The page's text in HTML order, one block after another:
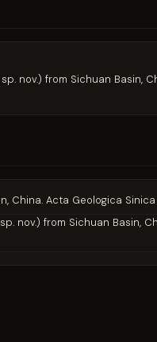
nov.) from Sichuan Basin,
China. Acta Geologica
nov.) from Sichuan Basin,